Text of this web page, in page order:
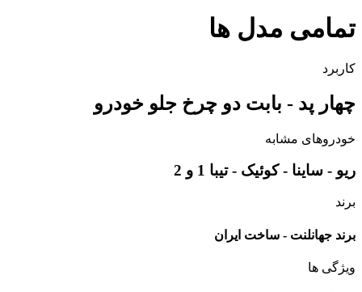
تمامی مدل ها
کاربرد
چهار پد - بابت دو چرخ جلو خودرو
خودروهای مشابه
ریو - ساینا - کوئیک - تیبا 1 و 2
برند
برند جهانلنت - ساخت ایران
ویژگی ها